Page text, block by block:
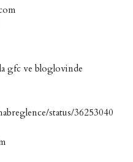
gfc ve bloglovinde
status/36253040